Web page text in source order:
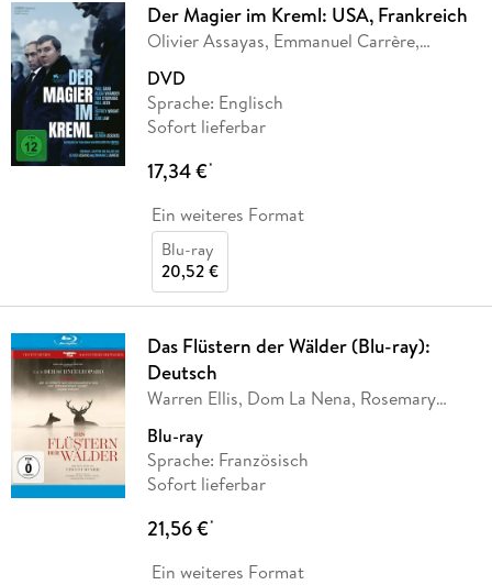
Der Magier im Kreml: USA, Frankreich
Olivier Assayas, Emmanuel Carrère,
Giuliano Da
DVD
Sprache: Englisch
Sofort lieferbar
17,34 €*
Ein weiteres Format
Blu-ray
20,52 €
Das Flüstern der Wälder (Blu-ray):
Deutsch
Warren Ellis, Dom La Nena, Rosemary
Standley
Blu-ray
Sprache: Französisch
Sofort lieferbar
21,56 €*
Ein weiteres Format